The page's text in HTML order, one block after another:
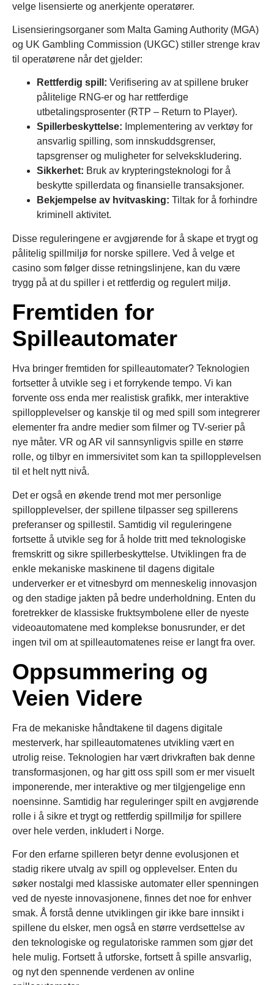
velge lisensierte og anerkjente operatører.
Lisensieringsorganer som Malta Gaming Authority (MGA)
og UK Gambling Commission (UKGC) stiller strenge krav
til operatørene når det gjelder:
Rettferdig spill: Verifisering av at spillene bruker
pålitelige RNG-er og har rettferdige
utbetalingsprosenter (RTP – Return to Player).
Spillerbeskyttelse: Implementering av verktøy for
ansvarlig spilling, som innskuddsgrenser,
tapsgrenser og muligheter for selvekskludering.
Sikkerhet: Bruk av krypteringsteknologi for å
beskytte spillerdata og finansielle transaksjoner.
Bekjempelse av hvitvasking: Tiltak for å forhindre
kriminell aktivitet.
Disse reguleringene er avgjørende for å skape et trygt og
pålitelig spillmiljø for norske spillere. Ved å velge et
casino som følger disse retningslinjene, kan du være
trygg på at du spiller i et rettferdig og regulert miljø.
Fremtiden for
Spilleautomater
Hva bringer fremtiden for spilleautomater? Teknologien
fortsetter å utvikle seg i et forrykende tempo. Vi kan
forvente oss enda mer realistisk grafikk, mer interaktive
spillopplevelser og kanskje til og med spill som integrerer
elementer fra andre medier som filmer og TV-serier på
nye måter. VR og AR vil sannsynligvis spille en større
rolle, og tilbyr en immersivitet som kan ta spillopplevelsen
til et helt nytt nivå.
Det er også en økende trend mot mer personlige
spillopplevelser, der spillene tilpasser seg spillerens
preferanser og spillestil. Samtidig vil reguleringene
fortsette å utvikle seg for å holde tritt med teknologiske
fremskritt og sikre spillerbeskyttelse. Utviklingen fra de
enkle mekaniske maskinene til dagens digitale
underverker er et vitnesbyrd om menneskelig innovasjon
og den stadige jakten på bedre underholdning. Enten du
foretrekker de klassiske fruktsymbolene eller de nyeste
videoautomatene med komplekse bonusrunder, er det
ingen tvil om at spilleautomatenes reise er langt fra over.
Oppsummering og
Veien Videre
Fra de mekaniske håndtakene til dagens digitale
mesterverk, har spilleautomatenes utvikling vært en
utrolig reise. Teknologien har vært drivkraften bak denne
transformasjonen, og har gitt oss spill som er mer visuelt
imponerende, mer interaktive og mer tilgjengelige enn
noensinne. Samtidig har reguleringer spilt en avgjørende
rolle i å sikre et trygt og rettferdig spillmiljø for spillere
over hele verden, inkludert i Norge.
For den erfarne spilleren betyr denne evolusjonen et
stadig rikere utvalg av spill og opplevelser. Enten du
søker nostalgi med klassiske automater eller spenningen
ved de nyeste innovasjonene, finnes det noe for enhver
smak. Å forstå denne utviklingen gir ikke bare innsikt i
spillene du elsker, men også en større verdsettelse av
den teknologiske og regulatoriske rammen som gjør det
hele mulig. Fortsett å utforske, fortsett å spille ansvarlig,
og nyt den spennende verdenen av online